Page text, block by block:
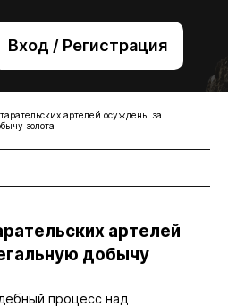
Вход / Регистрация
221-76-32
артелей осуждены за
золота
артелей
добычу
процесс над